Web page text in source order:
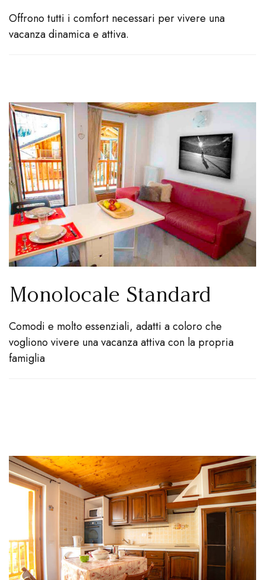
Offrono tutti i comfort necessari per vivere una
vacanza dinamica e attiva.
Monolocale Standard
Comodi e molto essenziali, adatti a coloro che
vogliono vivere una vacanza attiva con la propria
famiglia